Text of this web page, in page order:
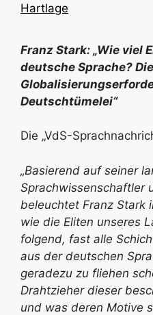
Hartlage
Franz Stark: „Wie viel
deutsche Sprache?
Deutschtümelei“
Die „VdS-
„Basierend auf seiner
Sprachwissenschaftler
beleuchtet Franz Stark
wie die Eliten unseres
folgend, fast alle
aus der deutschen
geradezu zu fliehen
Drahtzieher dieser
und was deren Motive